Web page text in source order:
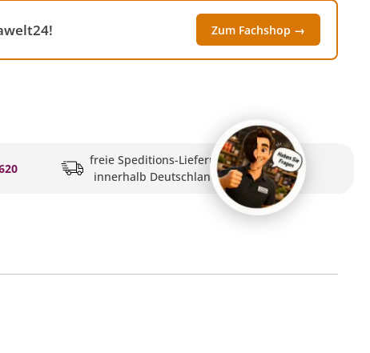
Zum Fachshop →
freie Speditions-Lieferung
innerhalb Deutschlands